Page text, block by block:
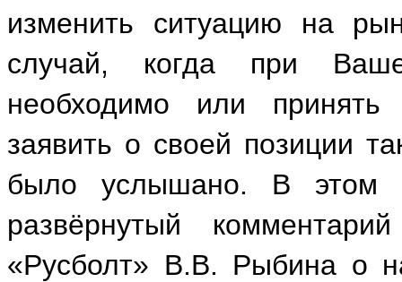
изменить ситуацию на
случай, когда при
необходимо или
заявить о своей позиции
было услышано. В этом
развёрнутый
«Русболт» В.В. Рыбина о